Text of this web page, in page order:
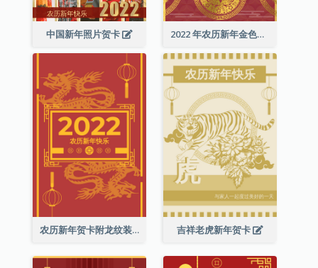
中国新年照片贺卡 2022 年农历新年金色贺卡
农历新年贺卡附龙纹装饰 吉祥老虎新年贺卡